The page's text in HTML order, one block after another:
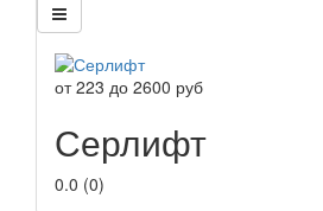
от223 до 2600 руб
Серлифт
0.0 (0)